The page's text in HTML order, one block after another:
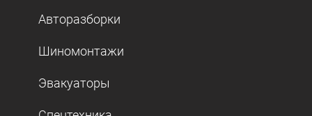
Авторазборки
Шиномонтажи
Эвакуаторы